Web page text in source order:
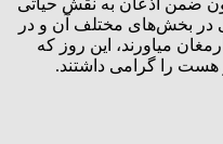
ضمن اذعان به نقش حیاتی
در بخش‌های مختلف آن و در
میاورند، این روز که
را گرامی‌ داشتند.